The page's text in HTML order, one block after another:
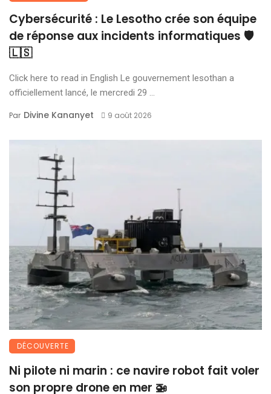
Cybersécurité : Le Lesotho crée son équipe
de réponse aux incidents informatiques 🛡️
🇱🇸
Click here to read in English Le gouvernement lesothan a
officiellement lancé, le mercredi 29 ...
Par Divine Kananyet 9 août 2026
DÉCOUVERTE
Ni pilote ni marin : ce navire robot fait voler
son propre drone en mer 🚁